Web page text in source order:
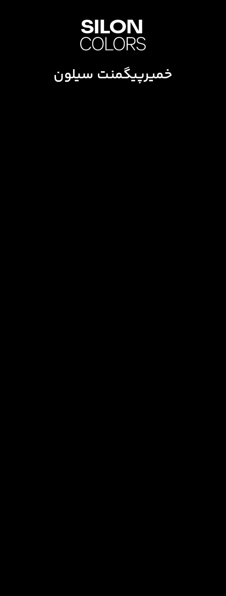
خمیرپیگمنت سیلون